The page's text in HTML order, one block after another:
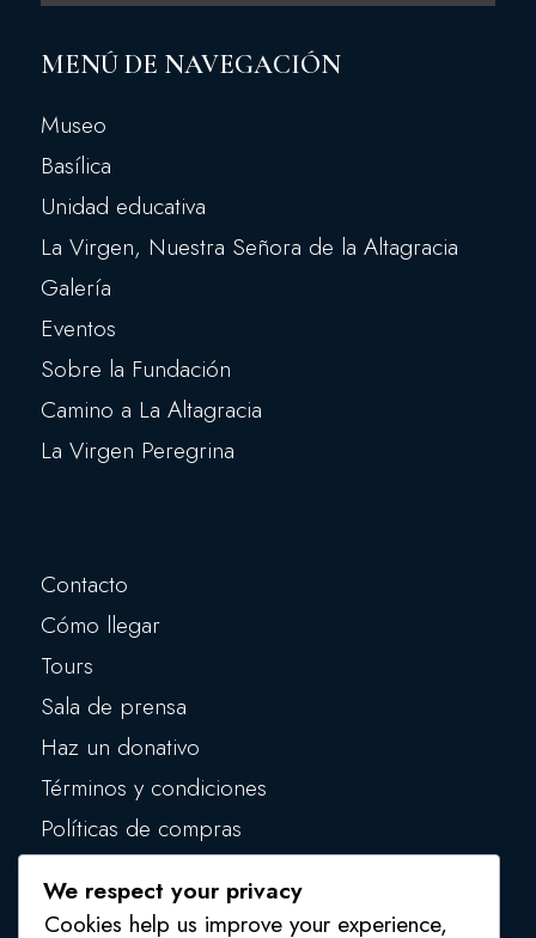
MENÚ DE NAVEGACIÓN
Museo
Basílica
Unidad educativa
La Virgen, Nuestra Señora de la Altagracia
Galería
Eventos
Sobre la Fundación
Camino a La Altagracia
La Virgen Peregrina
Contacto
Cómo llegar
Tours
Sala de prensa
Haz un donativo
Términos y condiciones
Políticas de compras
Políticas de seguridad
We respect your privacy
Cookies help us improve your experience,